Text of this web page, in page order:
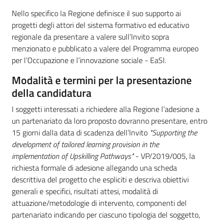
Nello specifico la Regione definisce il suo supporto ai
progetti degli attori del sistema formativo ed educativo
regionale da presentare a valere sull’Invito sopra
menzionato e pubblicato a valere del Programma europeo
per l’Occupazione e l’innovazione sociale - EaSI.
Modalità e termini per la presentazione
della candidatura
I soggetti interessati a richiedere alla Regione l’adesione a
un partenariato da loro proposto dovranno presentare, entro
15 giorni dalla data di scadenza dell’Invito "Supporting the
development of tailored learning provision in the
implementation of Upskilling Pathways"- VP/2019/005, la
richiesta formale di adesione allegando una scheda
descrittiva del progetto che espliciti e descriva obiettivi
generali e specifici, risultati attesi, modalità di
attuazione/metodologie di intervento, componenti del
partenariato indicando per ciascuno tipologia del soggetto,